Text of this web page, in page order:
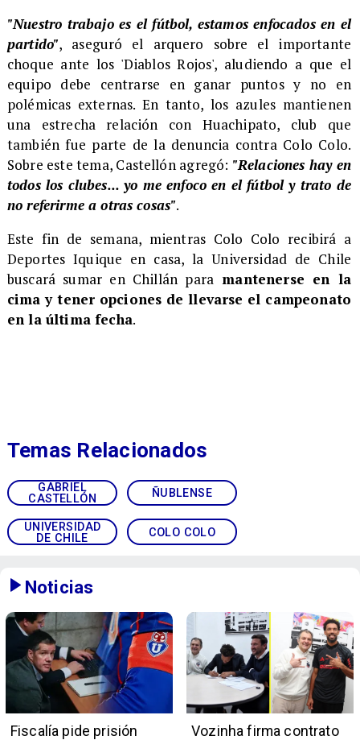
"Nuestro trabajo es el fútbol, estamos enfocados en el
partido", aseguró el arquero sobre el importante
choque ante los 'Diablos Rojos', aludiendo a que el
equipo debe centrarse en ganar puntos y no en
polémicas externas. En tanto, los azules mantienen
una estrecha relación con Huachipato, club que
también fue parte de la denuncia contra Colo Colo.
Sobre este tema, Castellón agregó: "Relaciones hay en
todos los clubes... yo me enfoco en el fútbol y trato de
no referirme a otras cosas".
Este fin de semana, mientras Colo Colo recibirá a
Deportes Iquique en casa, la Universidad de Chile
buscará sumar en Chillán para mantenerse en la
cima y tener opciones de llevarse el campeonato
en la última fecha.
GABRIEL
CASTELLÓN
ÑUBLENSE
UNIVERSIDAD
DE CHILE
COLO COLO
Temas Relacionados
Noticias
Fiscalía pide prisión
Vozinha firma contrato